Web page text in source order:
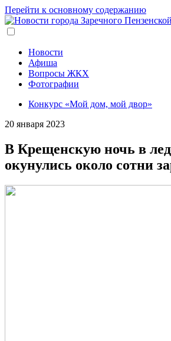
Перейти к основному содержанию
Новости
Афиша
Вопросы ЖКХ
Фотографии
Конкурс «Мой дом, мой двор»
20 января 2023
В Крещенскую ночь в
окунулись около сотни